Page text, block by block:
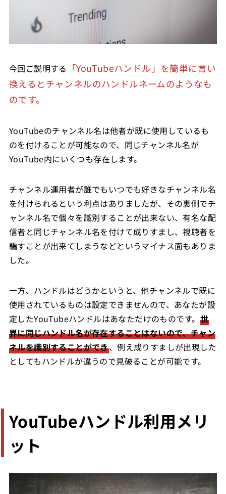
今回ご説明する 「YouTubeハンドル」を簡単に言い
換えるとチャンネルのハンドルネームのようなも
のです。
YouTubeのチャンネル名は他者が既に使用しているも
のを付けることが可能なので、同じチャンネル名が
YouTube内にいくつも存在します。
チャンネル運用者が誰でもいつでも好きなチャンネル名
を付けられるという利点はありましたが、その裏側でチ
ャンネル名で個々を識別することが出来ない、有名な配
信者と同じチャンネル名を付けて成りすまし、視聴者を
騙すことが出来てしまうなどというマイナス面もありま
した。
一方、ハンドルはどうかというと、他チャンネルで既に
使用されているものは設定できませんので、あなたが設
定したYouTubeハンドルはあなただけのものです。世
界に同じハンドル名が存在することはないので、チャン
ネルを識別することができ、例え成りすましが出現した
としてもハンドルが違うので見破ることが可能です。
YouTubeハンドル利用メリ
ット